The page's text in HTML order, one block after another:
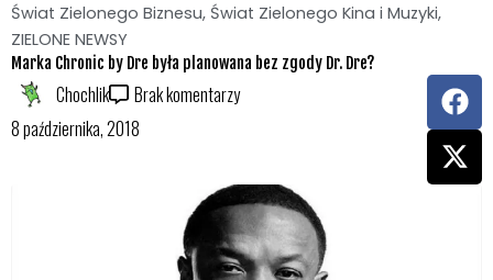
Świat Zielonego Biznesu, Świat Zielonego Kina i Muzyki,
ZIELONE NEWSY
Marka Chronic by Dre była planowana bez zgody Dr. Dre?
Chochlik
Brak komentarzy
8 października, 2018
F
a
c
e
b
X
-
t
w
i